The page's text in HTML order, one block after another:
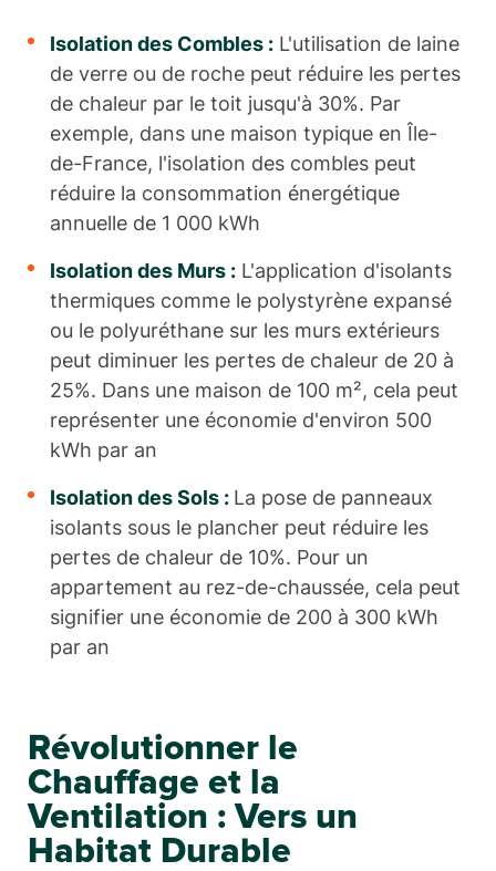
Isolation des Combles : L'utilisation de laine
de verre ou de roche peut réduire les pertes
de chaleur par le toit jusqu'à 30%. Par
exemple, dans une maison typique en Île-
de-France, l'isolation des combles peut
réduire la consommation énergétique
annuelle de 1 000 kWh
Isolation des Murs : L'application d'isolants
thermiques comme le polystyrène expansé
ou le polyuréthane sur les murs extérieurs
peut diminuer les pertes de chaleur de 20 à
25%. Dans une maison de 100 m², cela peut
représenter une économie d'environ 500
kWh par an
Isolation des Sols : La pose de panneaux
isolants sous le plancher peut réduire les
pertes de chaleur de 10%. Pour un
appartement au rez-de-chaussée, cela peut
signifier une économie de 200 à 300 kWh
par an
Révolutionner le
Chauffage et la
Ventilation : Vers un
Habitat Durable